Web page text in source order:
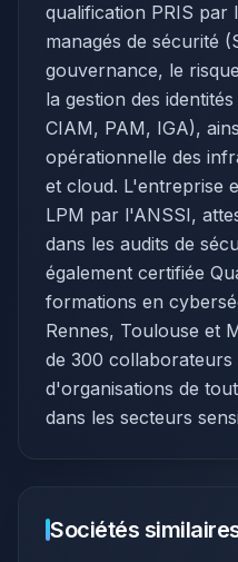
qualification PRIS par
managés de sécurité
gouvernance, le
la gestion des
CIAM, PAM, IGA),
opérationnelle des
et cloud. L'entreprise
LPM par l'ANSSI,
dans les audits de
également certifiée
formations en
Rennes, Toulouse et
de 300
d'organisations de
dans les secteurs
Sociétés